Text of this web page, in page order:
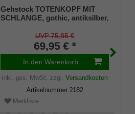
Gehstock TOTENKOPF MIT
SCHLANGE, gothic, antiksilber,
UVP 75,95 €
69,95 € *
In den Warenkorb
inkl. ges. MwSt. zzgl. Versandkosten
Artikelnummer 2182
Merkliste